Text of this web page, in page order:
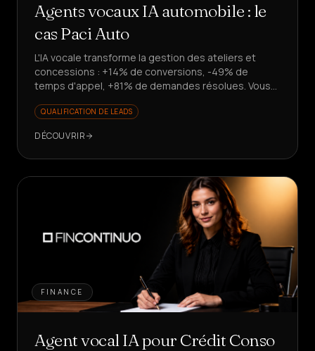
Agents vocaux IA automobile : le
cas Paci Auto
L'IA vocale transforme la gestion des ateliers et
concessions : +14% de conversions, -49% de
temps d'appel, +81% de demandes résolues. Vous
QUALIFICATION DE LEADS
DÉCOUVRIR
FINANCE
Agent vocal IA pour Crédit Conso